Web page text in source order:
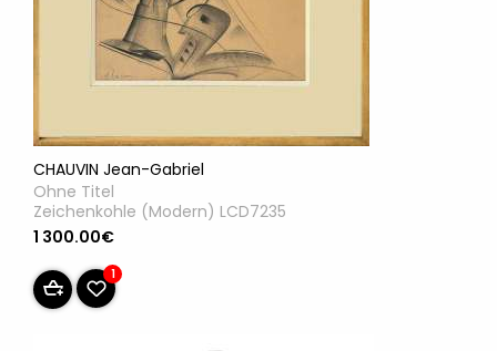
CHAUVIN Jean-Gabriel
Ohne Titel
Zeichenkohle (Modern) LCD7235
1 300.00€
1